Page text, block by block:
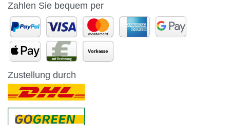
Zahlen Sie bequem per
Zustellung durch